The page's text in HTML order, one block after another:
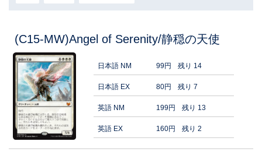
(C15-MW)Angel of Serenity/静穏の天使
日本語 NM 99円 残り 14
日本語 EX 80円 残り 7
英語 NM 199円 残り 13
英語 EX 160円 残り 2